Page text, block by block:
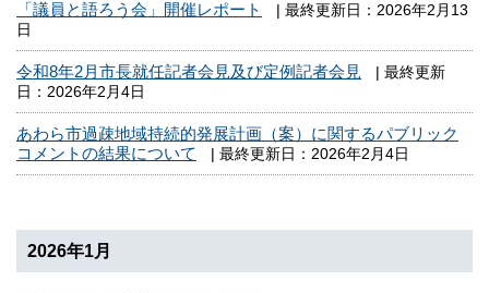
「議員と語ろう会」開催レポート
| 最終更新日：2026年2月13
日
令和8年2月市長就任記者会見及び定例記者会見
| 最終更新
日：2026年2月4日
あわら市過疎地域持続的発展計画（案）に関するパブリック
コメントの結果について
| 最終更新日：2026年2月4日
2026年1月